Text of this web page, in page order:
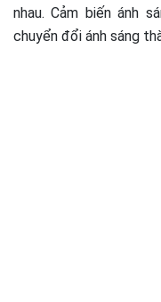
nhau. Cảm biến ánh
chuyển đổi ánh sáng